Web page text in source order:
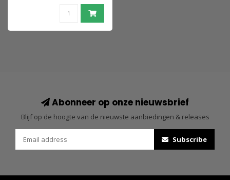
Abonneer op onze nieuwsbrief
Blijf op de hoogte van de nieuwste aanbiedingen & releases
Subscribe